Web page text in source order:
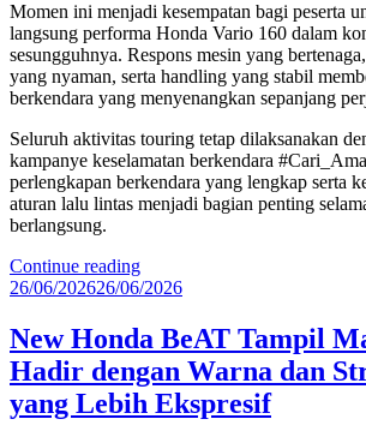
Momen ini menjadi kesempatan bagi peserta
langsung performa Honda Vario 160 dalam
sesungguhnya. Respons mesin yang
yang nyaman, serta handling yang stabil
berkendara yang menyenangkan sepanjang
Seluruh aktivitas touring tetap dilaksanakan
kampanye keselamatan berkendara
perlengkapan berkendara yang lengkap serta
aturan lalu lintas menjadi bagian penting
berlangsung.
Continue reading“Komunitas
Honda
160
Jakarta-
Tangerang
Rasakan
Sensasi
Posted
26/06/202626/06/2026
New Honda BeAT Tampil
Hadir dengan Warna dan
yang Lebih Ekspresif